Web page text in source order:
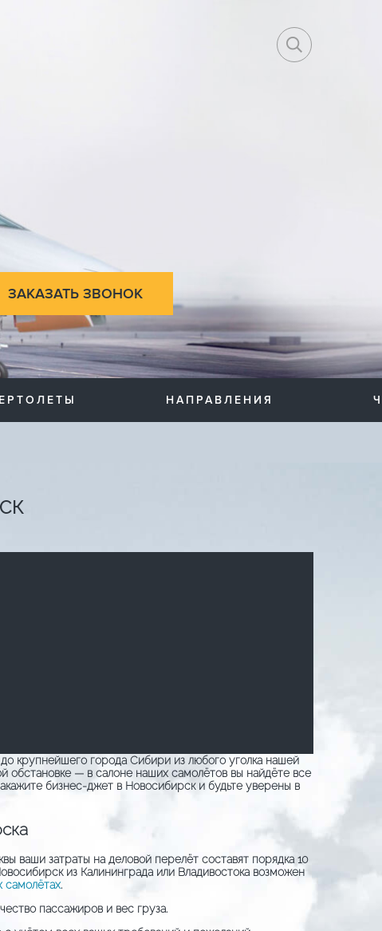
НАПРАВЛЕНИЯ
крупнейшего города Сибири из любого уголка нашей
обстановке — в салоне наших самолётов вы найдёте все
бизнес-джет в Новосибирск и будьте уверены в
ваши затраты на деловой перелёт составят порядка 10
из Калининграда или Владивостока возможен
самолётах.
пассажиров и вес груза.